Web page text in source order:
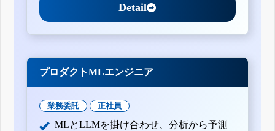
Detail
プロダクトMLエンジニア
業務委託 正社員
MLとLLMを掛け合わせ、分析から予測